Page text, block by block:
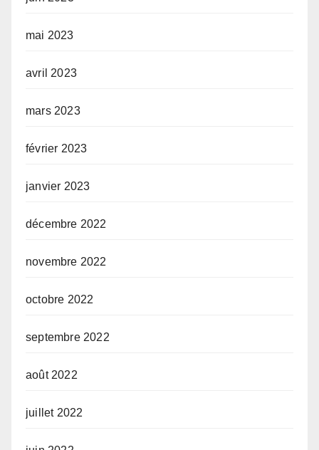
mai 2023
avril 2023
mars 2023
février 2023
janvier 2023
décembre 2022
novembre 2022
octobre 2022
septembre 2022
août 2022
juillet 2022